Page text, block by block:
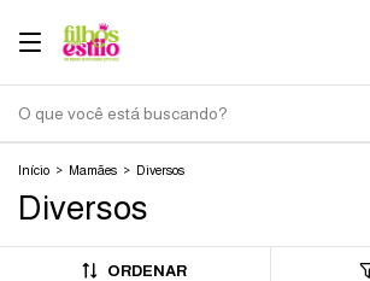
Início > Mamães > Diversos
Diversos
ORDENAR